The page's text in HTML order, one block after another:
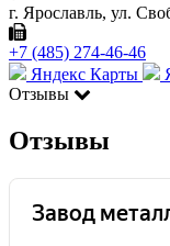
г. Ярославль, ул.
+7 (485) 274-46-46
Яндекс Карты
Отзывы
Отзывы